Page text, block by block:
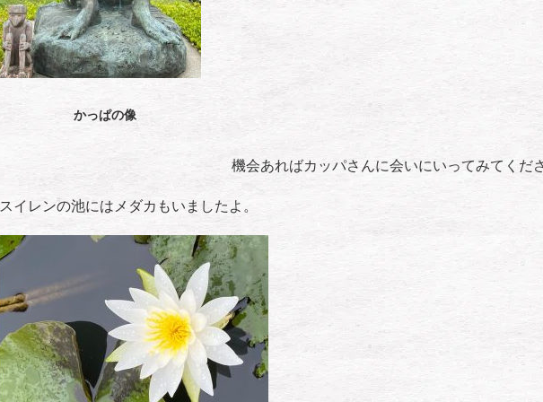
かっぱの像
機会あればカッパさんに会いにいってみてくだ
スイレンの池にはメダカもいましたよ。